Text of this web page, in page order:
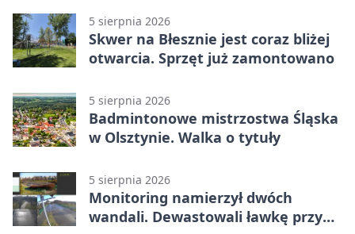
5 sierpnia 2026
Skwer na Błesznie jest coraz bliżej
otwarcia. Sprzęt już zamontowano
5 sierpnia 2026
Badmintonowe mistrzostwa Śląska
w Olsztynie. Walka o tytuły
5 sierpnia 2026
Monitoring namierzył dwóch
wandali. Dewastowali ławkę przy